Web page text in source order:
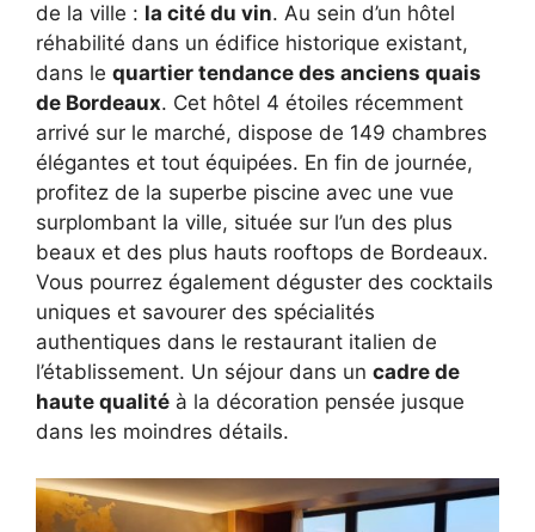
de la ville : la cité du vin. Au sein d’un hôtel
réhabilité dans un édifice historique existant,
dans le quartier tendance des anciens quais
de Bordeaux. Cet hôtel 4 étoiles récemment
arrivé sur le marché, dispose de 149 chambres
élégantes et tout équipées. En fin de journée,
profitez de la superbe piscine avec une vue
surplombant la ville, située sur l’un des plus
beaux et des plus hauts rooftops de Bordeaux.
Vous pourrez également déguster des cocktails
uniques et savourer des spécialités
authentiques dans le restaurant italien de
l’établissement. Un séjour dans un cadre de
haute qualité à la décoration pensée jusque
dans les moindres détails.